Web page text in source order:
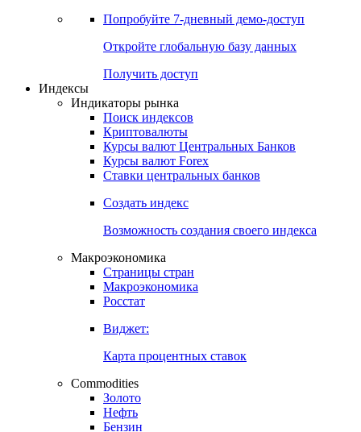
Попробуйте 7-дневный демо-доступ
Откройте глобальную базу данных
Получить доступ
Индексы
Индикаторы рынка
Поиск индексов
Криптовалюты
Курсы валют Центральных Банков
Курсы валют Forex
Ставки центральных банков
Создать индекс
Возможность создания своего индекса
Макроэкономика
Страницы стран
Макроэкономика
Росстат
Виджет:
Карта процентных ставок
Commodities
Золото
Нефть
Бензин